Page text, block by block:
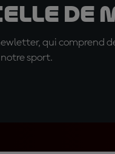
de
qui comprend
sport.